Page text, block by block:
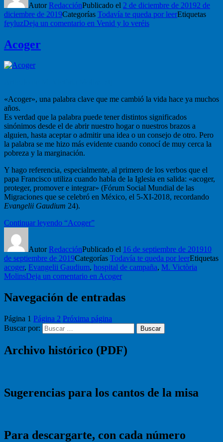
AutorRedacciónPublicado el 2 de diciembre de 20192 de
diciembre de 2019Categorías Todavía te queda por leerEtiquetas
feyluzDeja un comentario en Venid y lo veréis
Acoger
«Acoger», una palabra clave que me cambió la vida hace ya muchos
años.
Es verdad que la palabra puede tener distintos significados
sinónimos desde el de abrir nuestro hogar o nuestros brazos a
alguien, hasta aceptar o admitir una idea o un consejo de otro. Pero
la palabra se me hizo más evidente cuando conocí de muy cerca la
pobreza y la marginación.
Y hago referencia, especialmente, al primero de los verbos que el
papa Francisco utiliza cuando habla de la Iglesia en salida: «acoger,
proteger, promover e integrar» (Fórum Social Mundial de las
Migraciones que se celebró en México, el 5-XI-2018, recordando
Evangelii Gaudium 24).
Continuar leyendo “Acoger”
AutorRedacciónPublicado el 16 de septiembre de 201910
de septiembre de 2019Categorías Todavía te queda por leerEtiquetas
acoger, Evangelii Gaudium, hospital de campaña, M. Victòria
MolinsDeja un comentario en Acoger
Navegación de entradas
Página 1 Página 2 Próxima página
Buscar por:
Buscar
Archivo histórico (PDF)
Sugerencias para los cantos de la misa
Para descargarte, con cada número